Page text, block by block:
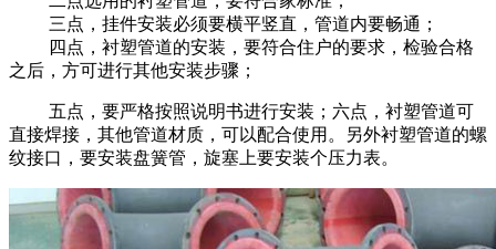
三点，挂件安装必须要横平竖直，管道内要畅通；
四点，衬塑管道的安装，要符合住户的要求，检验合格
之后，方可进行其他安装步骤；
五点，要严格按照说明书进行安装；六点，衬塑管道可
直接焊接，其他管道材质，可以配合使用。另外衬塑管道的螺
纹接口，要安装盘簧管，旋塞上要安装个压力表。